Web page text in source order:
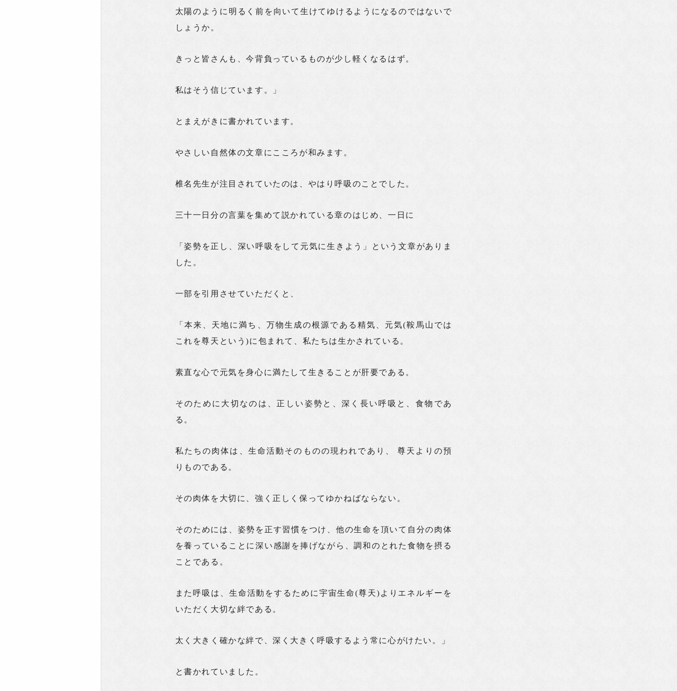
太陽のように明るく前を向いて生けてゆけるようになるのではないで
しょうか。
きっと皆さんも、今背負っているものが少し軽くなるはず。
私はそう信じています。」
とまえがきに書かれています。
やさしい自然体の文章にこころが和みます。
椎名先生が注目されていたのは、やはり呼吸のことでした。
三十一日分の言葉を集めて説かれている章のはじめ、一日に
「姿勢を正し、深い呼吸をして元気に生きよう」という文章がありま
した。
一部を引用させていただくと、
「本来、天地に満ち、万物生成の根源である精気、元気(鞍馬山では
これを尊天という)に包まれて、私たちは生かされている。
素直な心で元気を身心に満たして生きることが肝要である。
そのために大切なのは、正しい姿勢と、深く長い呼吸と、食物であ
る。
私たちの肉体は、生命活動そのものの現われであり、 尊天よりの預
りものである。
その肉体を大切に、強く正しく保ってゆかねばならない。
そのためには、姿勢を正す習慣をつけ、他の生命を頂いて自分の肉体
を養っていることに深い感謝を捧げながら、調和のとれた食物を摂る
ことである。
また呼吸は、生命活動をするために宇宙生命(尊天)よりエネルギーを
いただく大切な絆である。
太く大きく確かな絆で、深く大きく呼吸するよう常に心がけたい。」
と書かれていました。